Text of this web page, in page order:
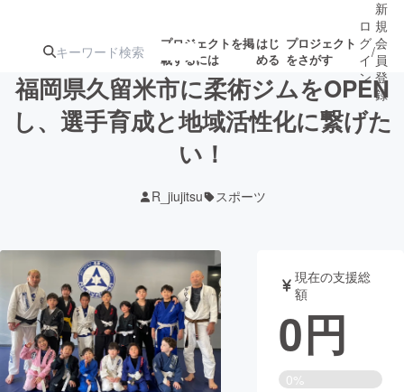
プロジェクトを掲
載するには
はじ
める
プロジェクト
をさがす
注目の新着プロ
テクノロジー・ガジェット
映像・映画 書籍・雑誌
ロ
グ
イ
ン
/
新
規
会
員
登
録
福岡県久留米市に柔術ジムをOPEN
し、選手育成と地域活性化に繋げた
い！
R_jiujitsu スポーツ
現在の支援総
額
0円
0%